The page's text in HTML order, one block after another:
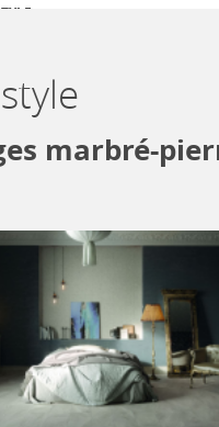
ASPECT
Vous êtes
Nos catalogues
références avec des
pensées pour vous,
sommes votre
écoute pour créer un
marbré-